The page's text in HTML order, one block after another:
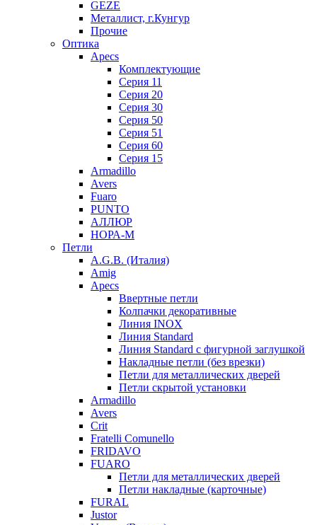
GEZE
Металлист, г.Кунгур
Прочие
Оптика
Apecs
Комплектующие
Серия 11
Серия 20
Серия 30
Серия 50
Серия 51
Серия 60
Серия 15
Armadillo
Avers
Fuaro
PUNTO
АЛЛЮР
НОРА-М
Петли
A.G.B. (Италия)
Amig
Apecs
Ввертные петли
Колпачки декоративные
Линия INOX
Линия Standard
Линия Standard с фигурной заглушкой
Накладные петли (без врезки)
Петли для металлических дверей
Петли скрытой установки
Armadillo
Avers
Crit
Fratelli Comunello
FRIDAVO
FUARO
Петли для металлических дверей
Петли накладные (карточные)
FURAL
Justor